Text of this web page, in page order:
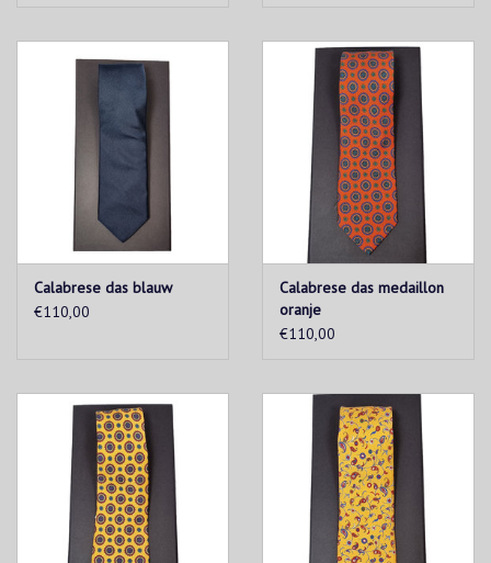
Calabrese das blauw
€110,00
Calabrese das medaillon
oranje
€110,00